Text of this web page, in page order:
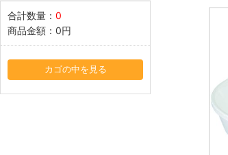
合計数量： 0
商品金額： 0円
カゴの中を見る